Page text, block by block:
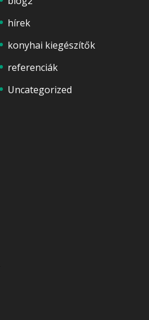
hírek
konyhai kiegészítők
referenciák
Uncategorized